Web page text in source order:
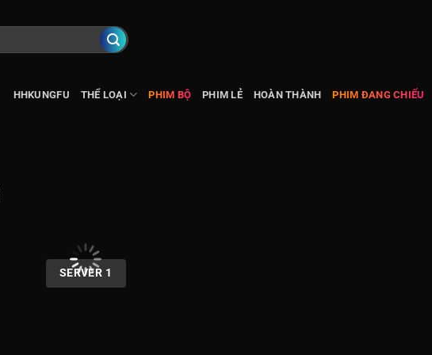
HHKUNGFU THỂ LOẠI PHIM BỘ PHIM LẺ HOÀN THÀNH PHIM ĐANG CHIẾU
SERVER 1